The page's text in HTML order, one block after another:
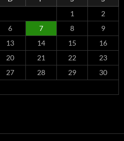
1
2
6 7 8
9
13 14 15
16
20 21 22
23
27 28 29
30